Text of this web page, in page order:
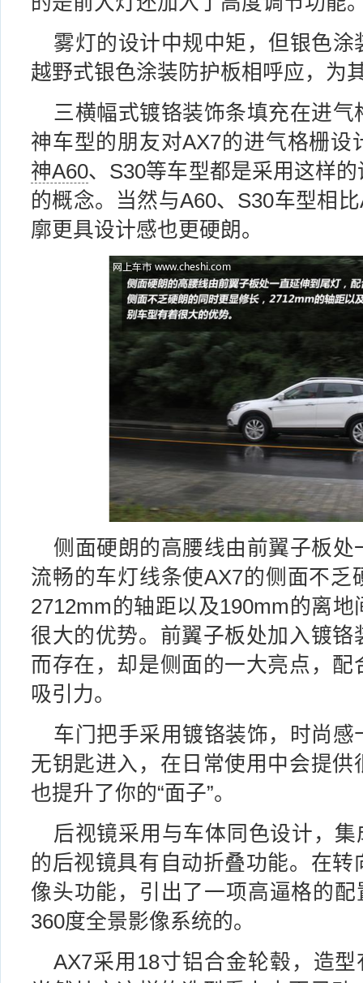
雾灯的设计中规中矩，但银色
越野式银色涂装防护板相呼应，为
三横幅式镀铬装饰条填充在进
神车型的朋友对AX7的进气格栅设
神A60、S30等车型都是采用这样
的概念。当然与A60、S30车型相
廓更具设计感也更硬朗。
侧面硬朗的高腰线由前翼子板
流畅的车灯线条使AX7的侧面不乏
2712mm的轴距以及190mm的离
很大的优势。前翼子板处加入镀
而存在，却是侧面的一大亮点，
吸引力。
车门把手采用镀铬装饰，时尚
无钥匙进入，在日常使用中会提
也提升了你的“面子”。
后视镜采用与车体同色设计，
的后视镜具有自动折叠功能。在
像头功能，引出了一项高逼格的
360度全景影像系统的。
AX7采用18寸铝合金轮毂，造型